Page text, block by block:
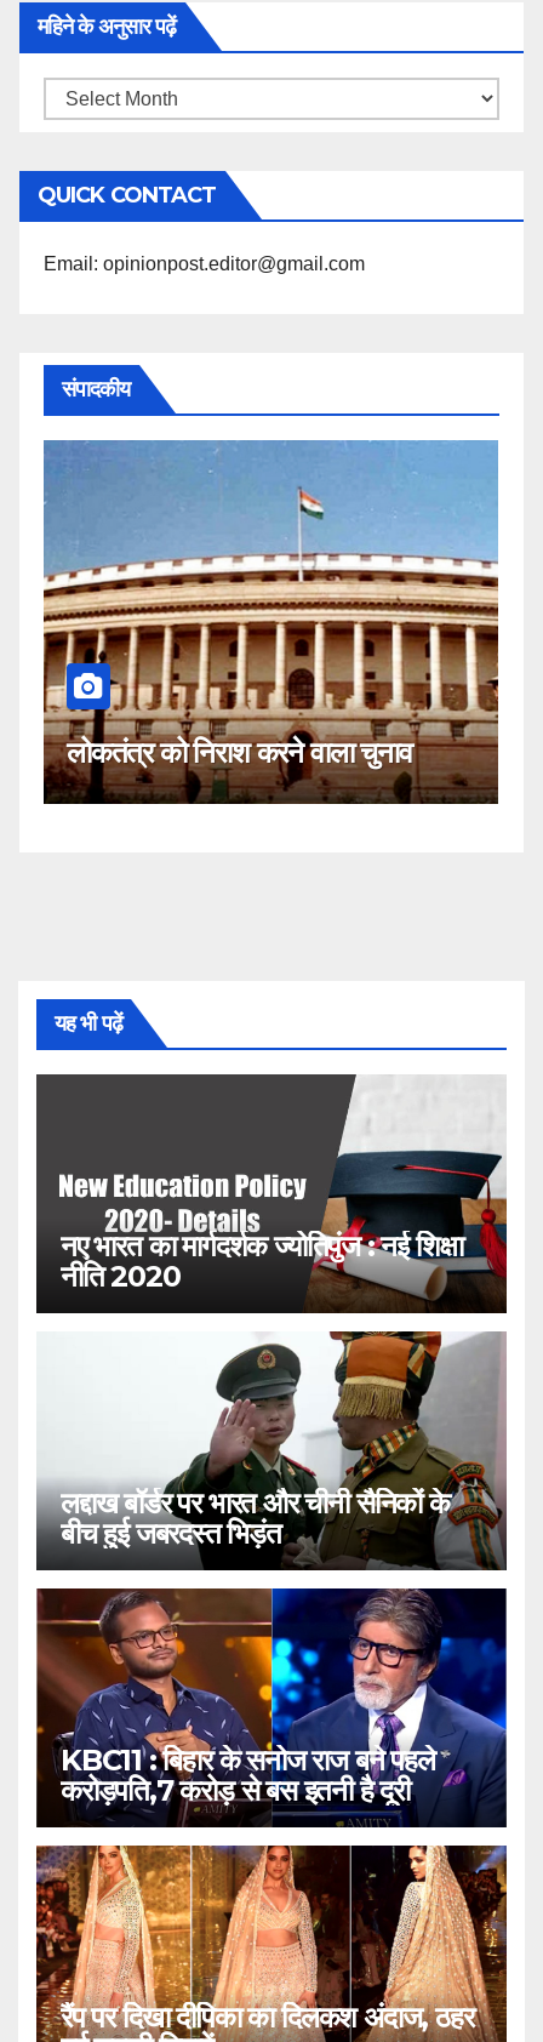
महिने के अनुसार पढ़ें
महिने
अनुसार
पढ़ें
QUICK CONTACT
Email: opinionpost.editor@gmail.com
संपादकीय
करने वाला चुनाव
कहीं यह सीजेआई के
नहीं!
यह भी पढ़ें
नए भारत का मार्गदर्शक ज्योतिपुंज : नई शिक्षा
नीति 2020
लद्दाख बॉर्डर पर भारत और चीनी सैनिकों के
बीच हुई जबरदस्त भिड़ंत
KBC11 : बिहार के सनोज राज बने पहले
करोड़पति,7 करोड़ से बस इतनी है दूरी
रैंप पर दिखा दीपिका का दिलकश अंदाज, ठहर